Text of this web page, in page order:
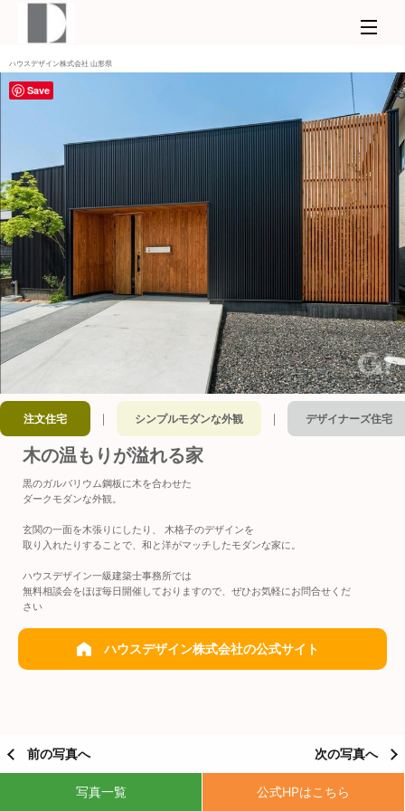
ハウスデザイン株式会社 山形県
注文住宅 ｜ シンプルモダンな外観 ｜ デザイナーズ住宅
木の温もりが溢れる家
黒のガルバリウム鋼板に木を合わせた
ダークモダンな外観。
玄関の一面を木張りにしたり、 木格子のデザインを
取り入れたりすることで、和と洋がマッチしたモダンな家に。
ハウスデザイン一級建築士事務所では
無料相談会をほぼ毎日開催しておりますので、ぜひお気軽にお問合せくだ
さい
ハウスデザイン株式会社の公式サイト
前の写真へ 次の写真へ
写真一覧 公式HPはこちら
Save